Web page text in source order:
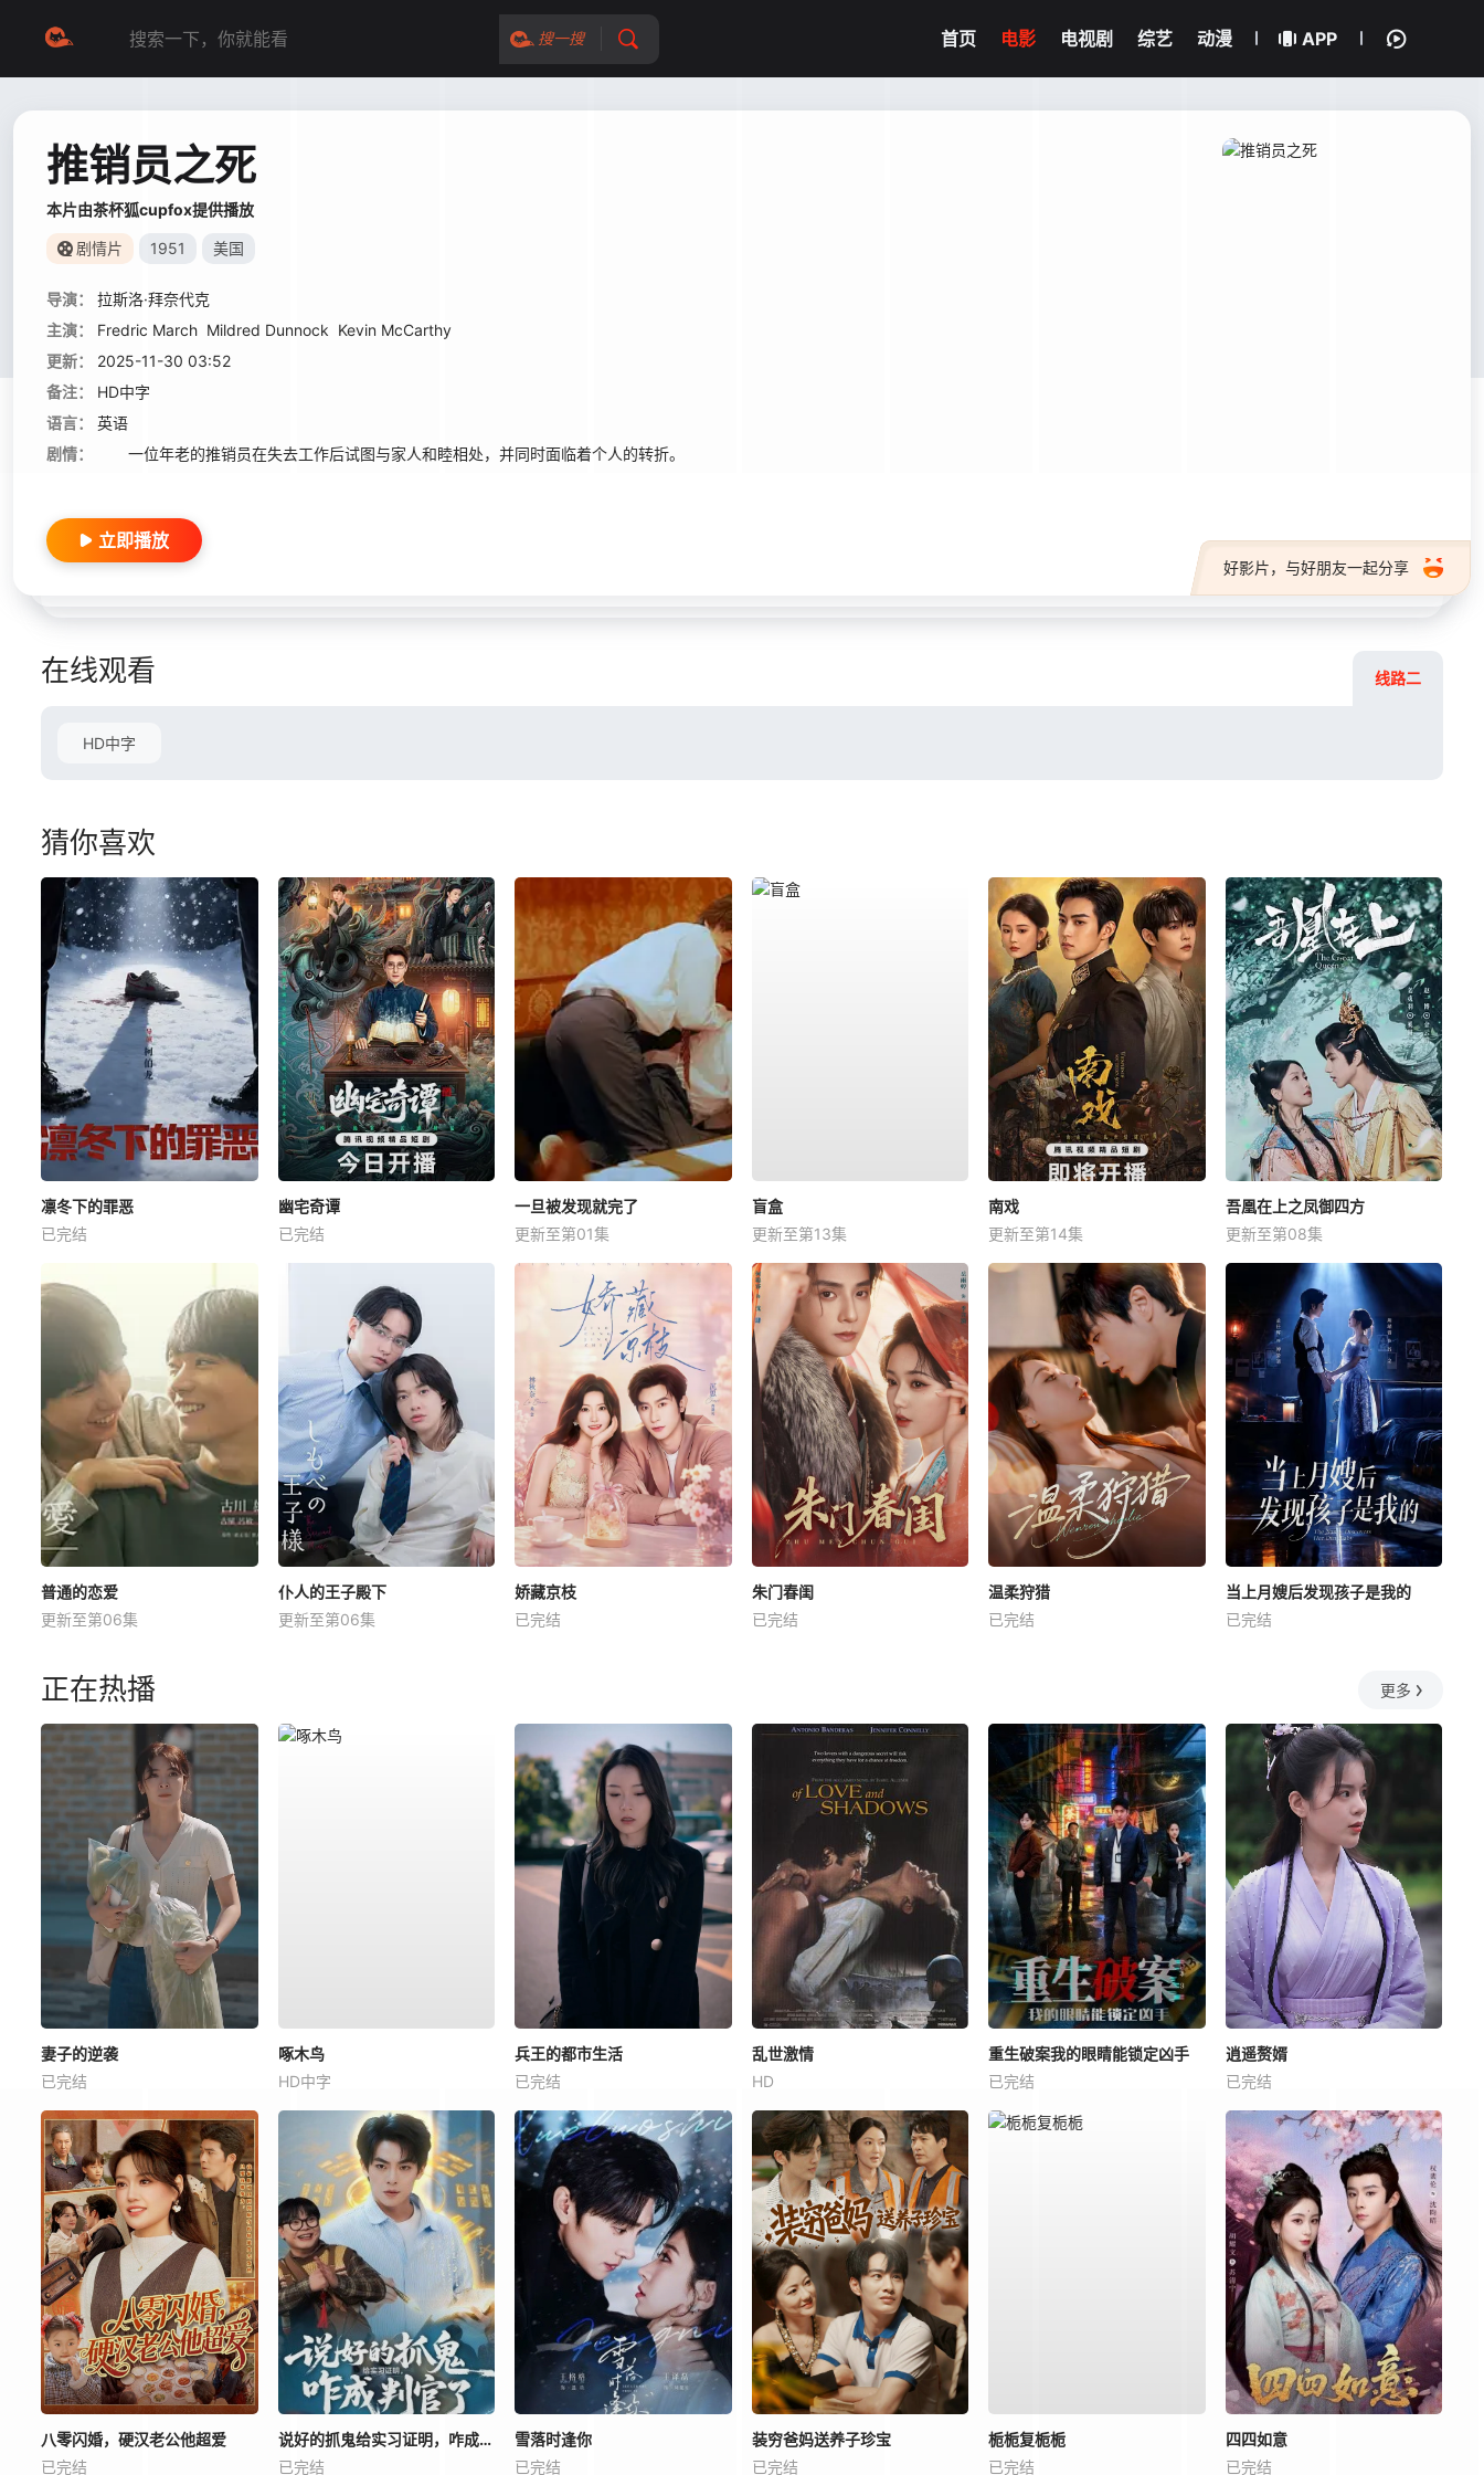
搜一搜 首页 电影 电视剧 综艺 动漫 APP
推销员之死
本片由茶杯狐cupfox提供播放
剧情片 1951 美国
导演：
拉斯洛·拜奈代克
主演：
Fredric March Mildred Dunnock Kevin McCarthy
更新：
2025-11-30 03:52
备注：
HD中字
语言：
英语
剧情：
一位年老的推销员在失去工作后试图与家人和睦相处，并同时面临着个人的转折。
好影片，与好朋友一起分享
立即播放
在线观看 线路二
HD中字
猜你喜欢
凛冬下的罪恶
已完结
幽宅奇谭
已完结
一旦被发现就完了
更新至第01集
盲盒
更新至第13集
南戏
更新至第14集
吾凰在上之凤御四方
更新至第08集
普通的恋爱
更新至第06集
仆人的王子殿下
更新至第06集
娇藏京枝
已完结
朱门春闺
已完结
温柔狩猎
已完结
当上月嫂后发现孩子是我的
已完结
正在热播 更多
妻子的逆袭
已完结
啄木鸟
HD中字
兵王的都市生活
已完结
乱世激情
HD
重生破案我的眼睛能锁定凶手
已完结
逍遥赘婿
已完结
八零闪婚，硬汉老公他超爱
已完结
说好的抓鬼给实习证明，咋成判官了
已完结
雪落时逢你
已完结
装穷爸妈送养子珍宝
已完结
栀栀复栀栀
已完结
四四如意
已完结